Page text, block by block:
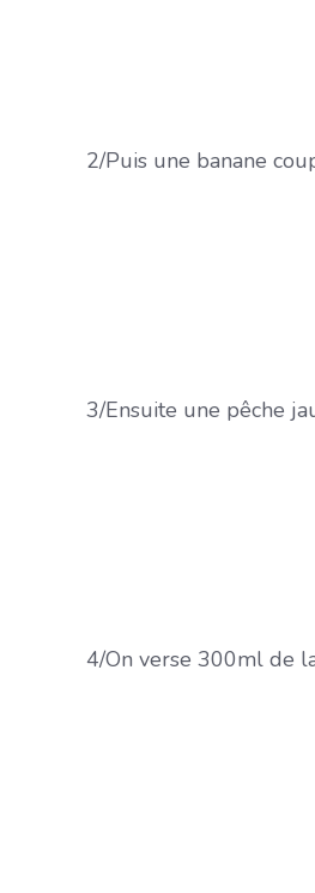
2/Puis une banane
3/Ensuite une pêche
4/On verse 300ml de